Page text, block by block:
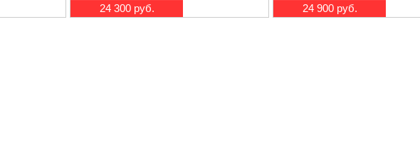
24 300 руб. 24 900 руб.